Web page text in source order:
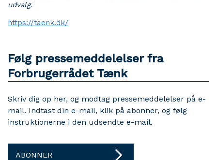
udvalg.
https://taenk.dk/
Følg pressemeddelelser fra
Forbrugerrådet Tænk
Skriv dig op her, og modtag pressemeddelelser på e-
mail. Indtast din e-mail, klik på abonner, og følg
instruktionerne i den udsendte e-mail.
ABONNER